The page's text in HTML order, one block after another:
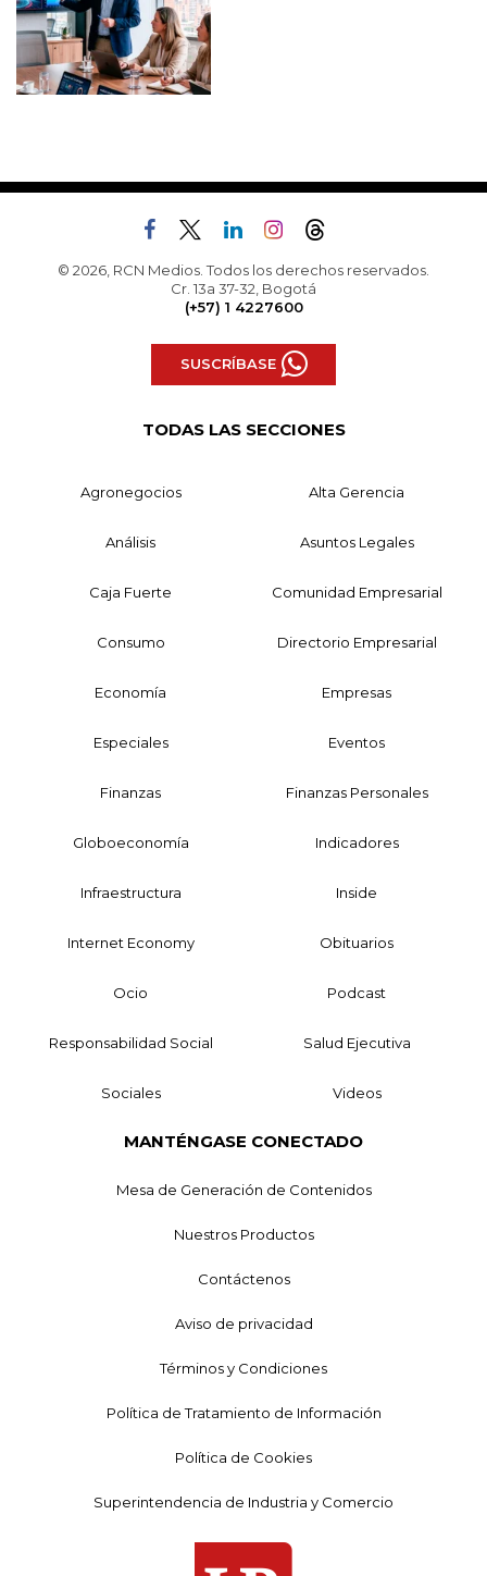
© 2026, RCN Medios. Todos los derechos reservados.
Cr. 13a 37-32, Bogotá
(+57) 1 4227600
SUSCRÍBASE
TODAS LAS SECCIONES
Agronegocios Alta Gerencia
Análisis Asuntos Legales
Caja Fuerte Comunidad Empresarial
Consumo Directorio Empresarial
Economía Empresas
Especiales Eventos
Finanzas Finanzas Personales
Globoeconomía Indicadores
Infraestructura Inside
Internet Economy Obituarios
Ocio Podcast
Responsabilidad Social Salud Ejecutiva
Sociales Videos
MANTÉNGASE CONECTADO
Mesa de Generación de Contenidos
Nuestros Productos
Contáctenos
Aviso de privacidad
Términos y Condiciones
Política de Tratamiento de Información
Política de Cookies
Superintendencia de Industria y Comercio